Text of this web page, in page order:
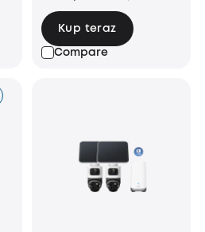
Compare
Kup teraz